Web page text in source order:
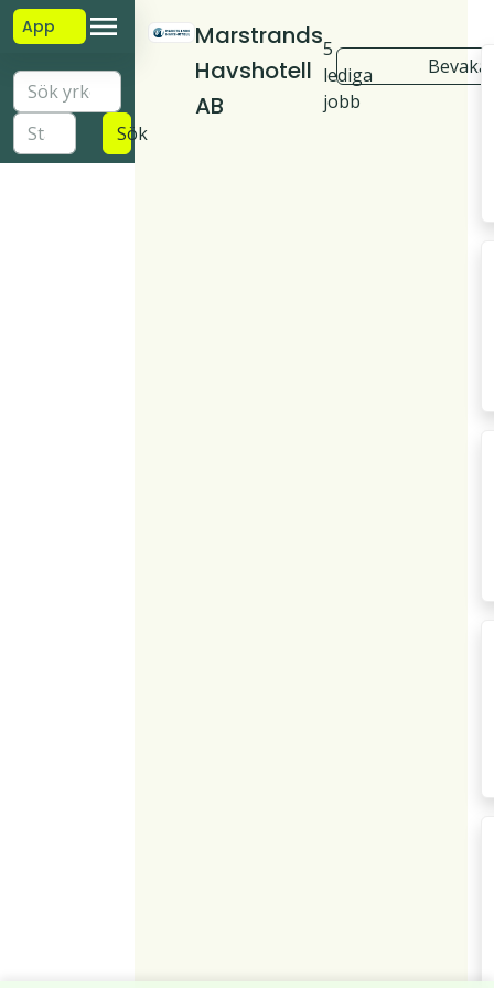
App
Sök
Marstrands
Havshotell
AB
5
lediga
jobb